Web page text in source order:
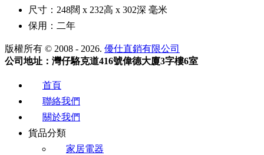
尺寸：248闊 x 232高 x 302深 毫米
保用：二年
版權所有 © 2008 - 2026. 優仕直銷有限公司
公司地址：灣仔駱克道416號偉德大廈3字樓6室
首頁
聯絡我們
關於我們
貨品分類
家居電器